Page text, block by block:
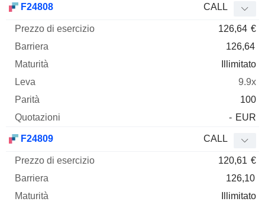
F24808 CALL
126,64 €
126,64
Illimitato
9.9x
100
- EUR
F24809 CALL
120,61 €
126,10
Illimitato